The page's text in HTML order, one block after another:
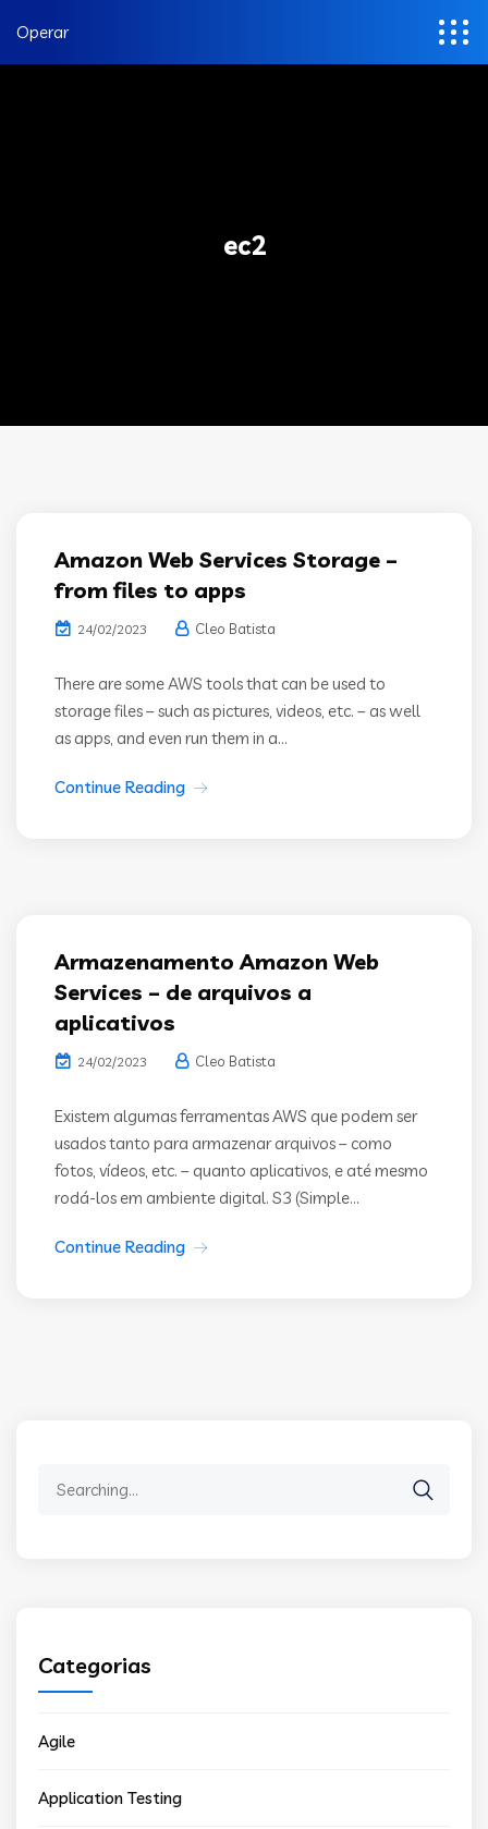
Operar
ec2
Amazon Web Services Storage –
from files to apps
24/02/2023 Cleo Batista
There are some AWS tools that can be used to
storage files – such as pictures, videos, etc. – as well
as apps, and even run them in a...
Continue Reading
Armazenamento Amazon Web
Services – de arquivos a
aplicativos
24/02/2023 Cleo Batista
Existem algumas ferramentas AWS que podem ser
usados tanto para armazenar arquivos – como
fotos, vídeos, etc. – quanto aplicativos, e até mesmo
rodá-los em ambiente digital. S3 (Simple...
Continue Reading
Categorias
Agile
Application Testing